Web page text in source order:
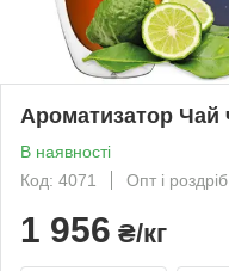
Ароматизатор Чай
В наявності
Код: 4071
Опт і роздріб
1 956 ₴/кг